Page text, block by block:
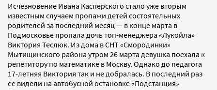
Исчезновение Ивана Касперского стало уже вторым
известным случаем пропажи детей состоятельных
родителей за последний месяц — в конце марта в
Подмосковье пропала дочь топ-менеджера «Лукойла»
Виктория Теслюк. Из дома в СНТ «Смородинки»
Мытищинского района утром 26 марта девушка поехала к
репетитору по математике в Москву. Однако до педагога
17-летняя Виктория так и не добралась. В последний раз
ее видели на автобусной остановке «Подстанция»